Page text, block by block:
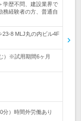
学歴不問、建設業界で
務経験者の方、普通自
23-8 MLJ丸の内ビル4F
）※試用期間6ヶ月
分）時間外労働あり